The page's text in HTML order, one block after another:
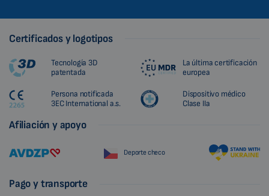
Certificados y logotipos
Tecnología 3D
patentada
La última certificación
europea
Persona notificada
3EC International a.s.
Dispositivo médico
Clase IIa
Afiliación y apoyo
Deporte checo
Pago y transporte